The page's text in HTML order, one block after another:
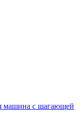
машина с шагающей